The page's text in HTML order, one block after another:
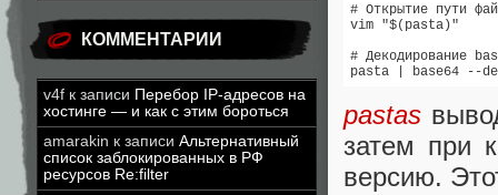
КОММЕНТАРИИ
v4f к записи Перебор IP-адресов на
хостинге — и как с этим бороться
amarakin к записи Альтернативный
список заблокированных в РФ
ресурсов Re:filter
# Открытие пути
vim "$(pasta)"
# Декодирование
pasta | base64 --
pastas
затем при
версию.